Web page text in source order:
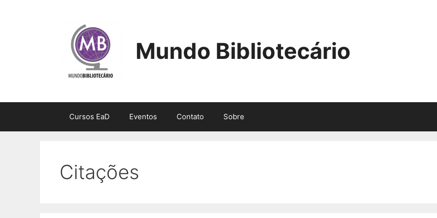
Mundo Bibliotecário
Cursos EaD Eventos Contato Sobre
Citações